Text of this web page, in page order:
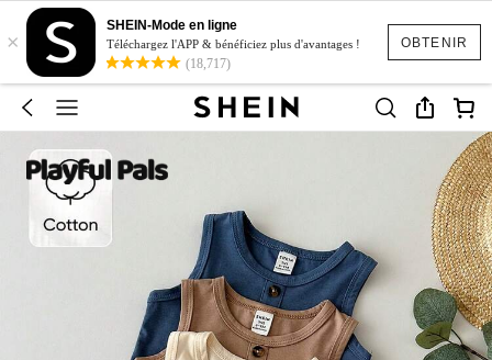
OBTENIR
×
SHEIN-Mode en ligne
Téléchargez l'APP & bénéficiez plus d'avantages !
(18,717)